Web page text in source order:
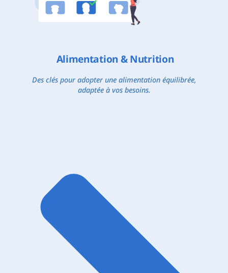
Alimentation & Nutrition
Des clés pour adopter une alimentation équilibrée,
adaptée à vos besoins.